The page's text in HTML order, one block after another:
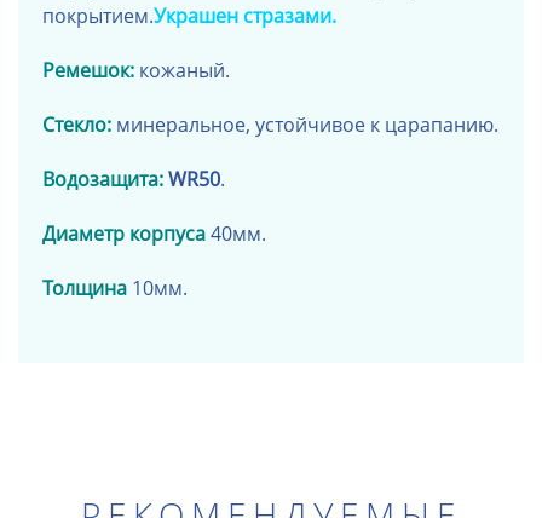
покрытием.Украшен стразами.
Ремешок: кожаный.
Стекло: минеральное, устойчивое к царапанию.
Водозащита:WR50.
Диаметр корпуса40мм.
Толщина 10мм.